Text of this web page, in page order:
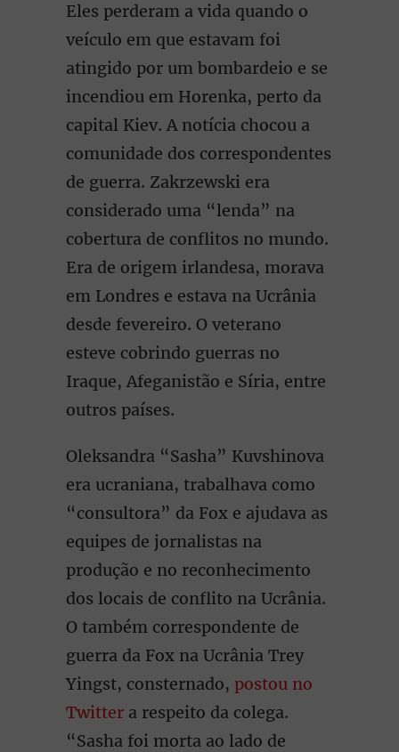
Eles perderam a vida quando o
veículo em que estavam foi
atingido por um bombardeio e se
incendiou em Horenka, perto da
capital Kiev. A notícia chocou a
comunidade dos correspondentes
de guerra. Zakrzewski era
considerado uma “lenda” na
cobertura de conflitos no mundo.
Era de origem irlandesa, morava
em Londres e estava na Ucrânia
desde fevereiro. O veterano
esteve cobrindo guerras no
Iraque, Afeganistão e Síria, entre
outros países.
Oleksandra “Sasha” Kuvshinova
era ucraniana, trabalhava como
“consultora” da Fox e ajudava as
equipes de jornalistas na
produção e no reconhecimento
dos locais de conflito na Ucrânia.
O também correspondente de
guerra da Fox na Ucrânia Trey
Yingst, consternado, postou no
Twitter a respeito da colega.
“Sasha foi morta ao lado de